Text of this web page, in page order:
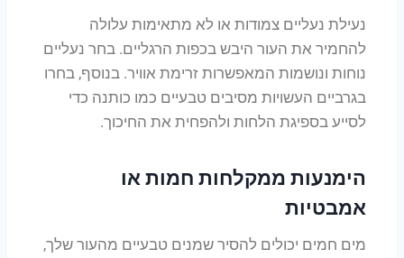
נעילת נעליים צמודות או לא מתאימות עלולה
להחמיר את העור היבש בכפות הרגליים. בחר נעליים
נוחות ונושמות המאפשרות זרימת אוויר. בנוסף, בחרו
בגרביים העשויות מסיבים טבעיים כמו כותנה כדי
לסייע בספיגת הלחות ולהפחית את החיכוך.
הימנעות ממקלחות חמות או
אמבטיות
מים חמים יכולים להסיר שמנים טבעיים מהעור שלך,